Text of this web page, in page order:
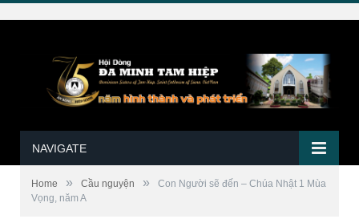
NAVIGATE
Home » Cầu nguyện »
Con Người sẽ đến – Chúa Nhật 1 Mùa
Vọng, năm A